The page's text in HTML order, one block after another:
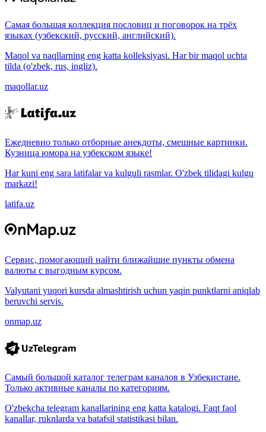
Самая большая коллекция пословиц и поговорок на трёх
языках (узбекский, русский, английский).
Maqol va naqllarning eng katta kolleksiyasi. Har bir maqol uchta
tilda (o'zbek, rus, ingliz).
maqollar.uz
Ежедневно только отборные анекдоты, смешные картинки.
Кузница юмора на узбекском языке!
Har kuni eng sara latifalar va kulguli rasmlar. O'zbek tilidagi kulgu
markazi!
latifa.uz
Сервис, помогающий найти ближайшие пункты обмена
валюты с выгодным курсом.
Valyutani yuqori kursda almashtirish uchun yaqin punktlarni aniqlab
beruvchi servis.
onmap.uz
Самый большой каталог телеграм каналов в Узбекистане.
Только активные каналы по категориям.
O'zbekcha telegram kanallarining eng katta katalogi. Faqt faol
kanallar, ruknlarda va batafsil statistikasi bilan.